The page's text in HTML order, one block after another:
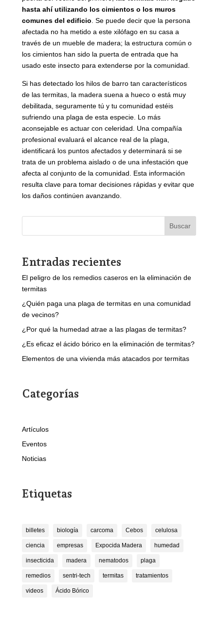
hasta ahí utilizando los cimientos o los muros
comunes del edificio. Se puede decir que la persona
afectada no ha metido a este xilófago en su casa a
través de un mueble de madera; la estructura común o
los cimientos han sido la puerta de entrada que ha
usado este insecto para extenderse por la comunidad.
Si has detectado los hilos de barro tan característicos
de las termitas, la madera suena a hueco o está muy
debilitada, seguramente tú y tu comunidad estéis
sufriendo una plaga de esta especie. Lo más
aconsejable es actuar con celeridad. Una compañía
profesional evaluará el alcance real de la plaga,
identificará los puntos afectados y determinará si se
trata de un problema aislado o de una infestación que
afecta al conjunto de la comunidad. Esta información
resulta clave para tomar decisiones rápidas y evitar que
los daños continúen avanzando.
Buscar
Entradas recientes
El peligro de los remedios caseros en la eliminación de
termitas
¿Quién paga una plaga de termitas en una comunidad
de vecinos?
¿Por qué la humedad atrae a las plagas de termitas?
¿Es eficaz el ácido bórico en la eliminación de termitas?
Elementos de una vivienda más atacados por termitas
Categorías
Artículos
Eventos
Noticias
Etiquetas
billetes biología carcoma Cebos celulosa
ciencia empresas Expocida Madera humedad
insecticida madera nematodos plaga
remedios sentri-tech termitas tratamientos
videos Ácido Bórico